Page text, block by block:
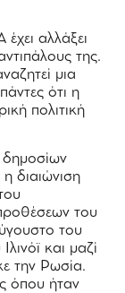
αλλάξει
της.
μια
ότι η
πολιτική
δημοσίων
διαιώνιση
του
του
και μαζί
την Ρωσία.
όπου ήταν